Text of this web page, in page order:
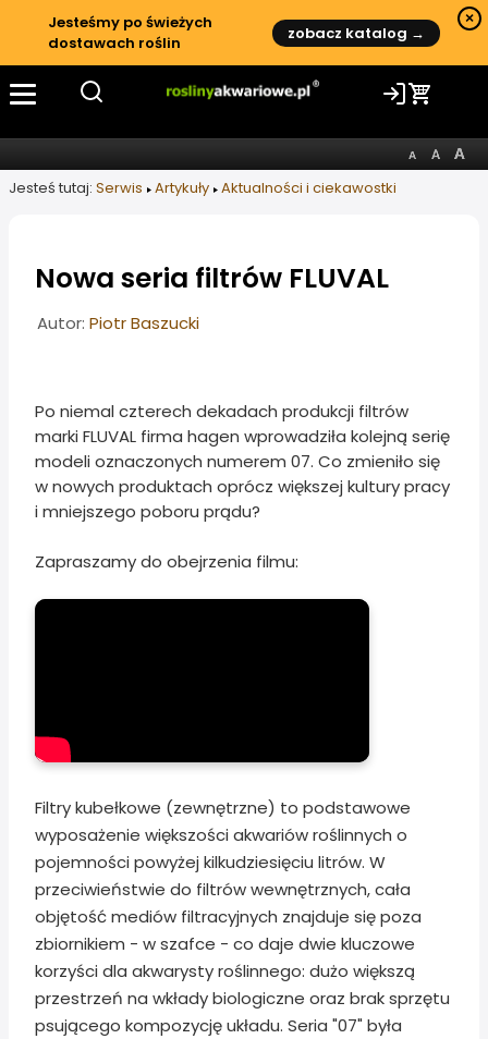
Jesteśmy po świeżych
dostawach roślin
zobacz katalog →
×
Jesteś tutaj: Serwis Artykuły Aktualności i ciekawostki
Nowa seria filtrów FLUVAL
Informacje o artykule
Autor: Piotr Baszucki
Po niemal czterech dekadach produkcji filtrów
marki FLUVAL firma hagen wprowadziła kolejną serię
modeli oznaczonych numerem 07. Co zmieniło się
w nowych produktach oprócz większej kultury pracy
i mniejszego poboru prądu?
Zapraszamy do obejrzenia filmu:
Filtry kubełkowe (zewnętrzne) to podstawowe
wyposażenie większości akwariów roślinnych o
pojemności powyżej kilkudziesięciu litrów. W
przeciwieństwie do filtrów wewnętrznych, cała
objętość mediów filtracyjnych znajduje się poza
zbiornikiem - w szafce - co daje dwie kluczowe
korzyści dla akwarysty roślinnego: dużo większą
przestrzeń na wkłady biologiczne oraz brak sprzętu
psującego kompozycję układu. Seria "07" była